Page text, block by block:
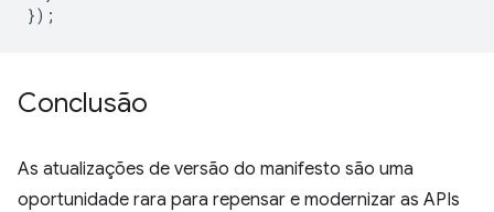
});
Conclusão
As atualizações de versão do manifesto são uma
oportunidade rara para repensar e modernizar as APIs